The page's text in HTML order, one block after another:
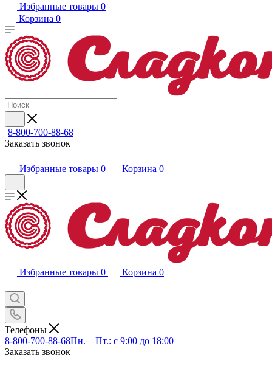
Избранные товары 0
Корзина 0
8-800-700-88-68
Заказать звонок
Избранные товары 0 Корзина 0
Избранные товары 0 Корзина 0
Телефоны
8-800-700-88-68Пн. – Пт.: с 9:00 до 18:00
Заказать звонок